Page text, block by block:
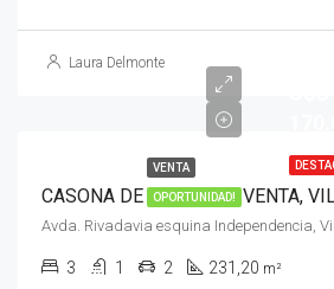
Laura Delmonte
VENTA
OPORTUNIDAD!
CASONA DE ESTILO EN VENTA,
3 1 2 231,20 m²